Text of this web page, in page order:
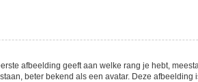
afbeelding geeft aan welke rang je hebt,
beter bekend als een avatar. Deze